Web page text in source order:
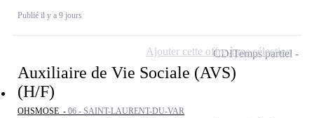
Publié il y a 9 jours
Auxiliaire de Vie Sociale (AVS)
(H/F)
OHSMOSE - 06 - SAINT-LAURENT-DU-VAR
CDITemps partiel
Ajouter cette offre à ma sélection